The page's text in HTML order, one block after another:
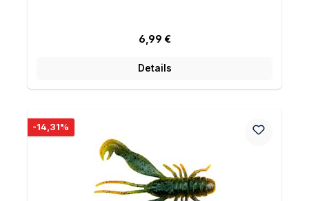
Regulärer Preis:
6,99 €
Details
-14,31%